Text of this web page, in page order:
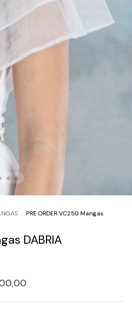
. PRE ORDER VC250 Mangas
DABRIA